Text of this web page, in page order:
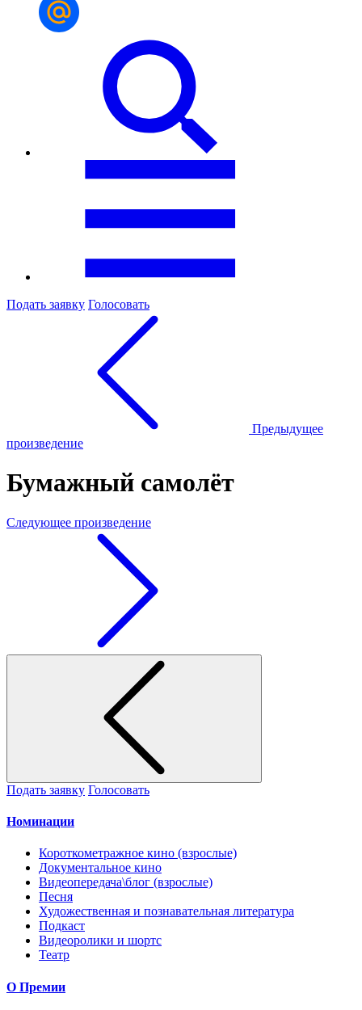
Подать заявку Голосовать
Предыдущее
произведение
Бумажный самолёт
Следующее произведение
Подать заявку Голосовать
Номинации
Короткометражное кино (взрослые)
Документальное кино
Видеопередача\блог (взрослые)
Песня
Художественная и познавательная литература
Подкаст
Видеоролики и шортс
Театр
О Премии